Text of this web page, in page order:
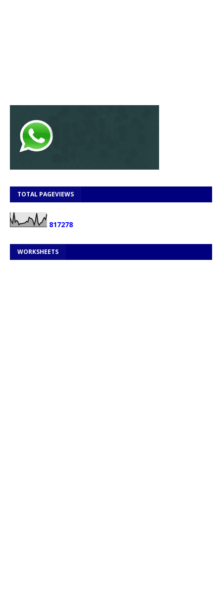
TOTAL PAGEVIEWS
817278
WORKSHEETS